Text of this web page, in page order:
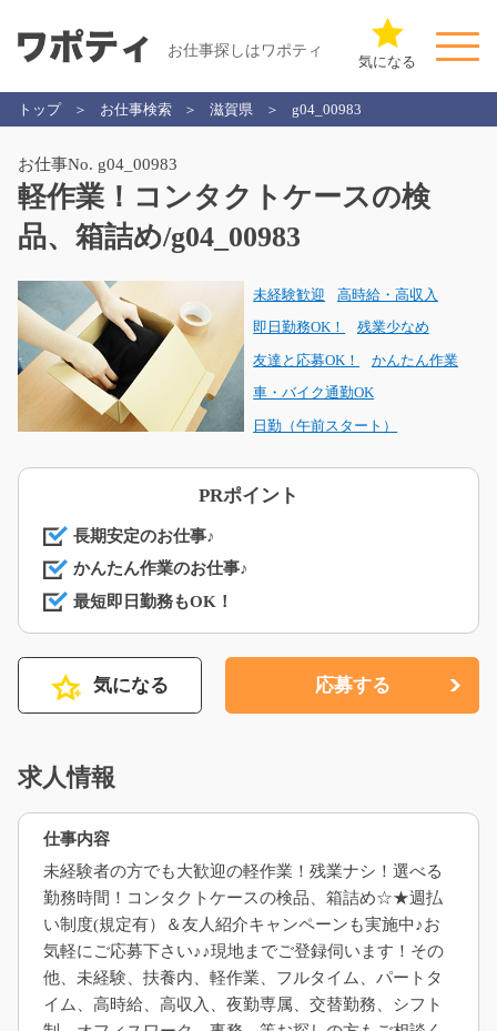
お仕事探しはワポティ
気になる
トップ お仕事検索 滋賀県 g04_00983
お仕事No. g04_00983
軽作業！コンタクトケースの検
品、箱詰め/g04_00983
未経験歓迎 高時給・高収入
即日勤務OK！ 残業少なめ
友達と応募OK！ かんたん作業
車・バイク通勤OK
日勤（午前スタート）
PRポイント
長期安定のお仕事♪
かんたん作業のお仕事♪
最短即日勤務もOK！
気になる 応募する
求人情報
仕事内容
未経験者の方でも大歓迎の軽作業！残業ナシ！選べる
勤務時間！コンタクトケースの検品、箱詰め☆★週払
い制度(規定有）＆友人紹介キャンペーンも実施中♪お
気軽にご応募下さい♪♪現地までご登録伺います！その
他、未経験、扶養内、軽作業、フルタイム、パートタ
イム、高時給、高収入、夜勤専属、交替勤務、シフト